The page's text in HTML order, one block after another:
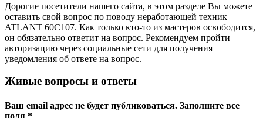
Дорогие посетители нашего сайта, в этом разделе Вы можете
оставить свой вопрос по поводу неработающей техник
ATLANT 60С107. Как только кто-то из мастеров освободится,
он обязательно ответит на вопрос. Рекомендуем пройти
авторизацию через социальные сети для получения
уведомления об ответе на вопрос.
Живые вопросы и ответы
Ваш email адрес не будет публиковаться. Заполните все
поля *